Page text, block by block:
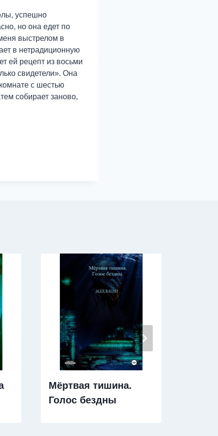
успешно
но она едет по
выстрелом в
в нетрадиционную
ей рецепт из восьми
свидетели». Она
с шестью
собирает заново,
Мёртвая тишина.
Голос бездны